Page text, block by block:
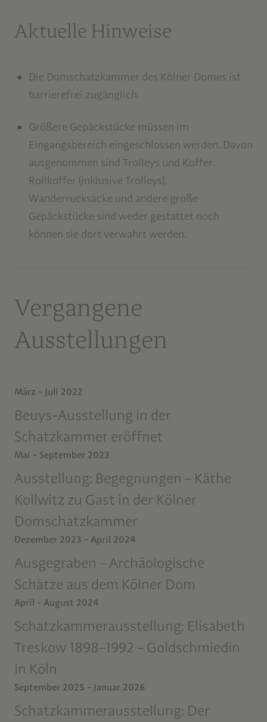
Aktuelle Hinweise
Die Domschatzkammer des Kölner Domes ist
barrierefrei zugänglich.
Größere Gepäckstücke müssen im
Eingangsbereich eingeschlossen werden. Davon
ausgenommen sind Trolleys und Koffer.
Rollkoffer (inklusive Trolleys),
Wanderrucksäcke und andere große
Gepäckstücke sind weder gestattet noch
können sie dort verwahrt werden.
Vergangene
Ausstellungen
März - Juli 2022
Beuys-Ausstellung in der
Schatzkammer eröffnet
Mai - September 2023
Ausstellung: Begegnungen – Käthe
Kollwitz zu Gast in der Kölner
Domschatzkammer
Dezember 2023 - April 2024
Ausgegraben – Archäologische
Schätze aus dem Kölner Dom
April - August 2024
Schatzkammerausstellung: Elisabeth
Treskow 1898–1992 – Goldschmiedin
in Köln
September 2025 - Januar 2026
Schatzkammerausstellung: Der